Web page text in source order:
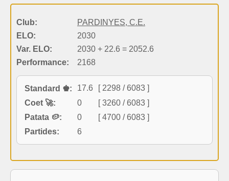
Club:
PARDINYES, C.E.
ELO:
2030
Var. ELO:
2030 + 22.6 = 2052.6
Performance:
2168
Standard ♚: 17.6
[ 2298 / 6083 ]
Coet 🚀:
0
[ 3260 / 6083 ]
Patata 🥔:
0
[ 4700 / 6083 ]
Partides:
6